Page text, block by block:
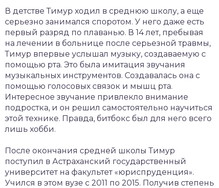
В детстве Тимур ходил в среднюю школу, а еще
серьезно занимался споротом. У него даже есть
первый разряд по плаванью. В 14 лет, пребывая
на лечении в больнице после серьезной травмы,
Тимур впервые услышал музыку, создаваемую с
помощью рта. Это была имитация звучания
музыкальных инструментов. Создавалась она с
помощью голосовых связок и мышц рта.
Интересное звучание привлекло внимание
подростка, и он решил самостоятельно научиться
этой технике. Правда, битбокс был для него всего
лишь хобби.
После окончания средней школы Тимур
поступил в Астраханский государственный
университет на факультет «юриспруденция».
Учился в этом вузе с 2011 по 2015. Получив степень